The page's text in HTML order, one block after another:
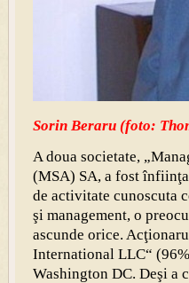
Sorin Beraru (foto:
A doua societate,
(MSA) SA, a fost
de activitate cunoscuta
şi management, o
ascunde orice.
International LLC“
Washington DC. Deşi a